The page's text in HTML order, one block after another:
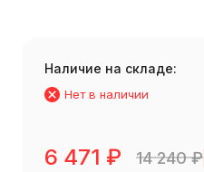
Наличие на складе:
Нет в наличии
6 471 ₽ 14 240₽